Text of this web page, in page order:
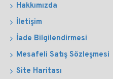
Hakkımızda
İletişim
İade Bilgilendirmesi
Mesafeli Satış Sözleşmesi
Site Haritası